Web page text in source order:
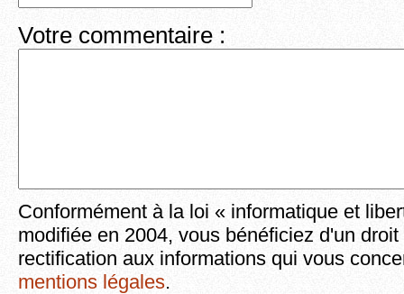
Votre commentaire :
Conformément à la loi « informatique et
modifiée en 2004, vous bénéficiez d'un
rectification aux informations qui vous
mentions légales.